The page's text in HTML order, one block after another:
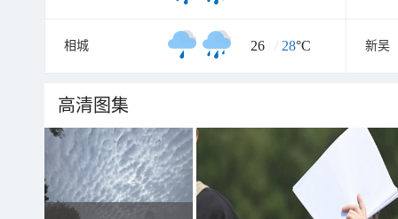
相城 26 / 28°C 新吴
高清图集